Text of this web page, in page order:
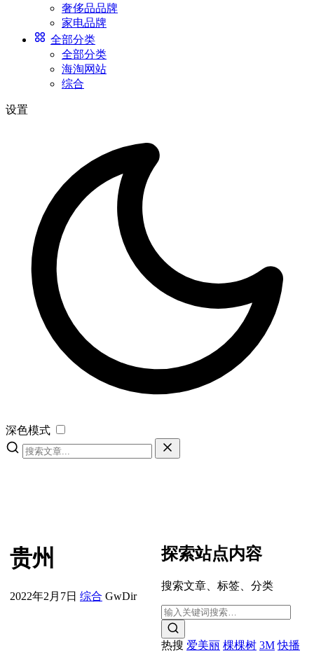
奢侈品品牌
家电品牌
全部分类
全部分类
海淘网站
综合
设置
深色模式
贵州
2022年2月7日 综合 GwDir
探索站点内容
搜索文章、标签、分类
热搜 爱美丽 棵棵树 3M 快播